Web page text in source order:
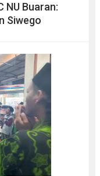
NU Buaran:
Siwego